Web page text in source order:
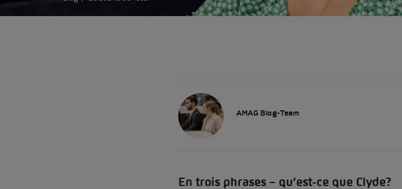
AMAG Blog-Team
En trois phrases – qu’est-ce que Clyde?